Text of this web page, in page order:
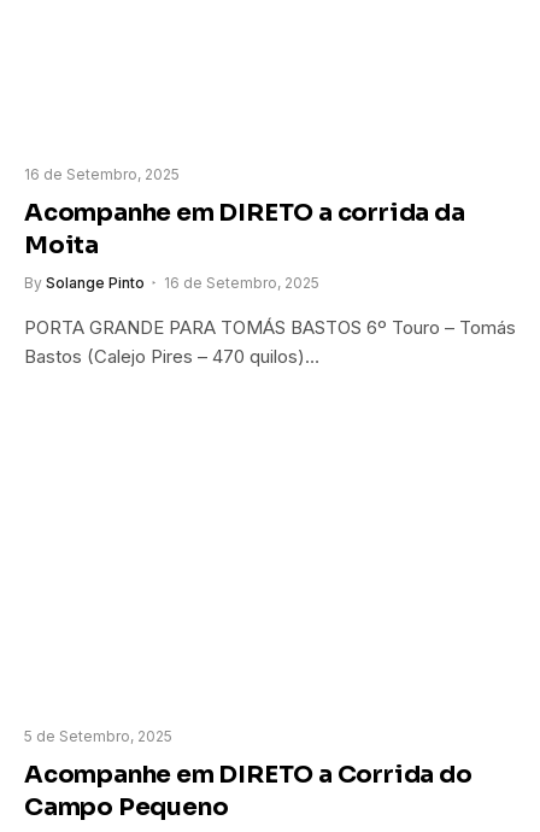
16 de Setembro, 2025
Acompanhe em DIRETO a corrida da
Moita
By Solange Pinto 16 de Setembro, 2025
PORTA GRANDE PARA TOMÁS BASTOS 6º Touro – Tomás
Bastos (Calejo Pires – 470 quilos)…
5 de Setembro, 2025
Acompanhe em DIRETO a Corrida do
Campo Pequeno